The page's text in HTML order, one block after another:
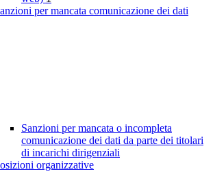
per mancata comunicazione dei dati
Sanzioni per mancata o incompleta
comunicazione dei dati da parte dei titolari
di incarichi dirigenziali
organizzative